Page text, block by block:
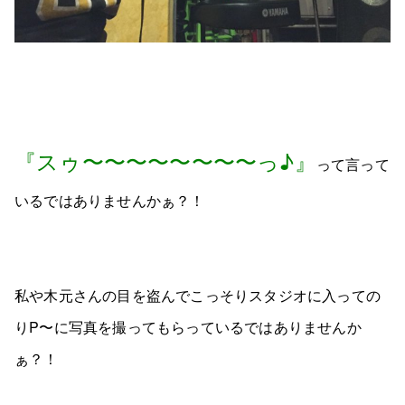
『スゥ〜〜〜〜〜〜〜〜っ♪』
って言って
いるではありませんかぁ？！
私や木元さんの目を盗んでこっそりスタジオに入っての
りP〜に写真を撮ってもらっているではありませんか
ぁ？！